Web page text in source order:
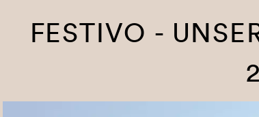
FESTIVO -